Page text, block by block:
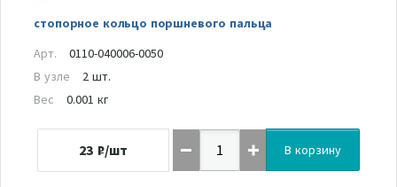
стопорное кольцо поршневого пальца
Арт.
0110-040006-0050
В узле
2 шт.
Вес
0.001 кг
23 ₽/шт В корзину